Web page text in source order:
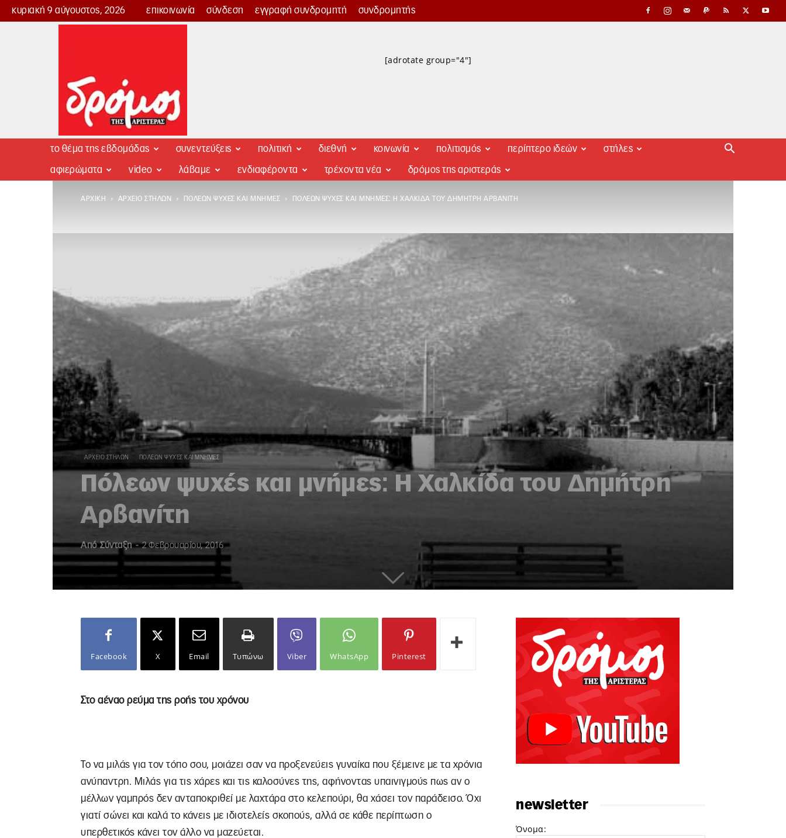
κυριακή 9 αύγουστος, 2026 επικοινωνία σύνδεση εγγραφή συνδρομητή συνδρομητής
Δρόμος
[adrotate group="4"]
το θέμα της εβδομάδας συνεντεύξεις πολιτική διεθνή κοινωνία πολιτισμός περίπτερο ιδεών στήλες
αφιερώματα video λάβαμε ενδιαφέροντα τρέχοντα νέα δρόμος της αριστεράς
ΑΡΧΙΚΉ ΑΡΧΕΊΟ ΣΤΗΛΏΝ ΠΌΛΕΩΝ ΨΥΧΈΣ ΚΑΙ ΜΝΉΜΕΣ ΠΌΛΕΩΝ ΨΥΧΈΣ ΚΑΙ ΜΝΉΜΕΣ: Η XΑΛΚΊΔΑ ΤΟΥ ΔΗΜΉΤΡΗ ΑΡΒΑΝΊΤΗ
ΑΡΧΕΊΟ ΣΤΗΛΏΝ ΠΌΛΕΩΝ ΨΥΧΈΣ ΚΑΙ ΜΝΉΜΕΣ
Πόλεων ψυχές και μνήμες: Η Xαλκίδα του Δημήτρη
Αρβανίτη
Από Σύνταξη - 2 Φεβρουαρίου, 2016
Facebook X Email Τυπώνω Viber WhatsApp Pinterest
Στο αέναο ρεύμα της ροής του χρόνου
Το να μιλάς για τον τόπο σου, μοιάζει σαν να προξενεύεις γυναίκα που ξέμεινε με τα χρόνια
ανύπαντρη. Μιλάς για τις χάρες και τις καλοσύνες της, αφήνοντας υπαινιγμούς πως αν ο
μέλλων γαμπρός δεν ανταποκριθεί με λαχτάρα στο κελεπούρι, θα χάσει τον παράδεισο. Όχι
γιατί σώνει και καλά το κάνεις με ιδιοτελείς σκοπούς, αλλά σε κάθε περίπτωση ο
υπερθετικός κάνει τον άλλο να μαζεύεται.
newsletter
Όνομα: